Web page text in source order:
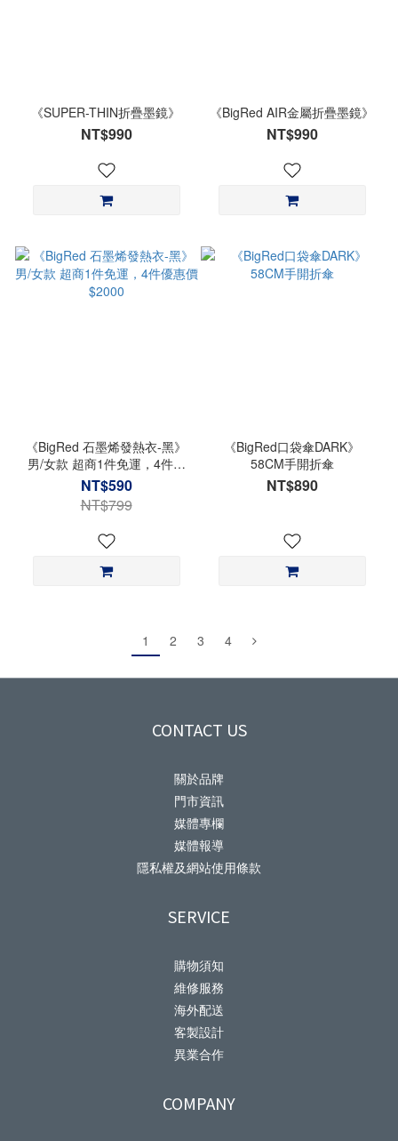
《SUPER-THIN折疊墨鏡》
NT$990
《BigRed AIR金屬折疊墨鏡》
NT$990
《BigRed 石墨烯發熱衣-黑》
男/女款 超商1件免運，4件優
惠價$2000
NT$590
NT$799
《BigRed口袋傘DARK》
58CM手開折傘
NT$890
1 2 3 4
CONTACT US
關於品牌
門市資訊
媒體專欄
媒體報導
隱私權及網站使用條款
SERVICE
購物須知
維修服務
海外配送
客製設計
異業合作
COMPANY